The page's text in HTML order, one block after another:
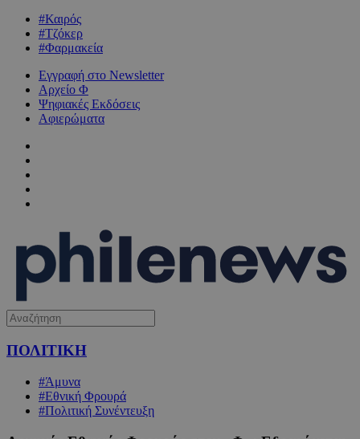
#Καιρός
#Τζόκερ
#Φαρμακεία
Εγγραφή στο Newsletter
Αρχείο Φ
Ψηφιακές Εκδόσεις
Αφιερώματα
ΠΟΛΙΤΙΚΗ
#Άμυνα
#Εθνική Φρουρά
#Πολιτική Συνέντευξη